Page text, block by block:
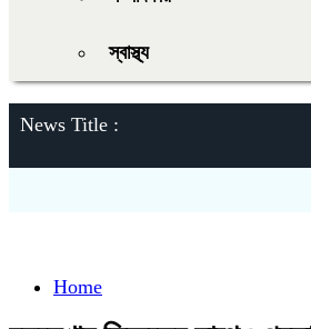
স্বাস্থ্য
News Title :
Home